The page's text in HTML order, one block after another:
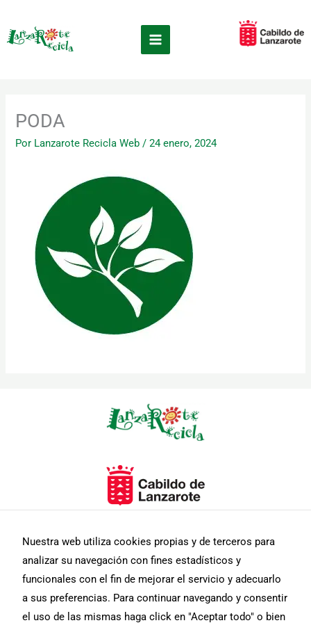
contenido
PODA
Por Lanzarote Recicla Web /24 enero, 2024
Nuestra web utiliza cookies propias y de terceros para
analizar su navegación con fines estadísticos y
funcionales con el fin de mejorar el servicio y adecuarlo
a sus preferencias. Para continuar navegando y consentir
el uso de las mismas haga click en "Aceptar todo" o bien
son
opcionales.
Son
para que
funcione la
web.
Estadísticas
Para que